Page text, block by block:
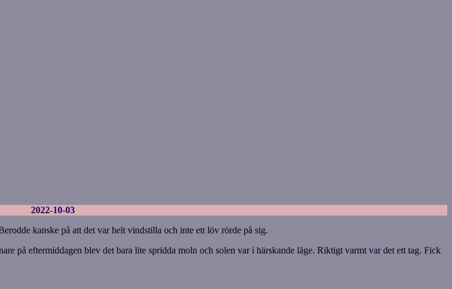
2022-10-03
kanske på att det var helt vindstilla och inte ett löv rörde på sig.
på eftermiddagen blev det bara lite spridda moln och solen var i härskande läge. Riktigt varmt var det ett tag. Fick